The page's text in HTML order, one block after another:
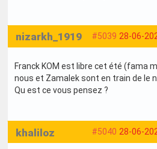
#5039 28-06-
nizarkh_1919
Franck KOM est libre cet été (fama
nous et Zamalek sont en train de le
Qu est ce vous pensez ?
#5040 28-06-
khaliloz